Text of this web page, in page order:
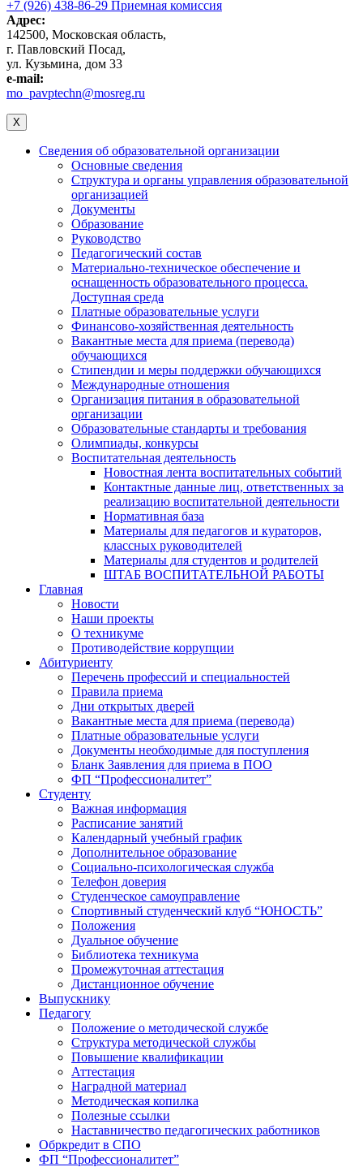
+7 (926) 438-86-29 Приемная комиссия
Адрес:
142500, Московская область,
г. Павловский Посад,
ул. Кузьмина, дом 33
e-mail:
mo_pavptechn@mosreg.ru
X
Сведения об образовательной организации
Основные сведения
Структура и органы управления образовательной
организацией
Документы
Образование
Руководство
Педагогический состав
Материально-техническое обеспечение и
оснащенность образовательного процесса.
Доступная среда
Платные образовательные услуги
Финансово-хозяйственная деятельность
Вакантные места для приема (перевода)
обучающихся
Стипендии и меры поддержки обучающихся
Международные отношения
Организация питания в образовательной
организации
Образовательные стандарты и требования
Олимпиады, конкурсы
Воспитательная деятельность
Новостная лента воспитательных событий
Контактные данные лиц, ответственных за
реализацию воспитательной деятельности
Нормативная база
Материалы для педагогов и кураторов,
классных руководителей
Материалы для студентов и родителей
ШТАБ ВОСПИТАТЕЛЬНОЙ РАБОТЫ
Главная
Новости
Наши проекты
О техникуме
Противодействие коррупции
Абитуриенту
Перечень профессий и специальностей
Правила приема
Дни открытых дверей
Вакантные места для приема (перевода)
Платные образовательные услуги
Документы необходимые для поступления
Бланк Заявления для приема в ПОО
ФП “Профессионалитет”
Студенту
Важная информация
Расписание занятий
Календарный учебный график
Дополнительное образование
Социально-психологическая служба
Телефон доверия
Студенческое самоуправление
Спортивный студенческий клуб “ЮНОСТЬ”
Положения
Дуальное обучение
Библиотека техникума
Промежуточная аттестация
Дистанционное обучение
Выпускнику
Педагогу
Положение о методической службе
Структура методической службы
Повышение квалификации
Аттестация
Наградной материал
Методическая копилка
Полезные ссылки
Наставничество педагогических работников
Обркредит в СПО
ФП “Профессионалитет”